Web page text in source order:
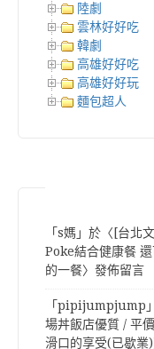
陸劇
雲林好好吃
韓劇
高雄好好吃
高雄好好玩
麵包超人
「s媽 」於〈 [台北
Poke結合健康餐
的一餐〉發佈留言
「pipijumpjump
場丼飯店優質 / 平
滑口的享受(已歇業)